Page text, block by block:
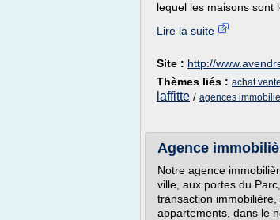
lequel les maisons sont
Lire la suite
Site : http://
Thèmes liés : achat
laffitte / agences
Agence
Notre agence
ville, aux portes du
transaction
appartements, dans le